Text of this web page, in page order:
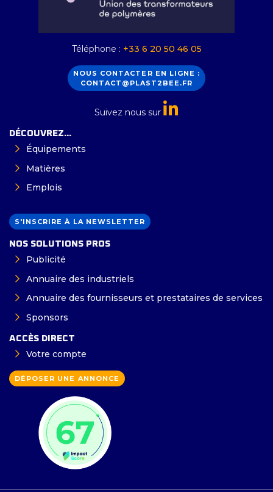
Téléphone : +33 6 20 50 46 05
NOUS CONTACTER EN LIGNE :
CONTACT@PLAST2BEE.FR
Suivez nous sur
DÉCOUVREZ...
Équipements
Matières
Emplois
S'INSCRIRE À LA NEWSLETTER
NOS SOLUTIONS PROS
Publicité
Annuaire des industriels
Annuaire des fournisseurs et prestataires de services
Sponsors
ACCÈS DIRECT
Votre compte
DÉPOSER UNE ANNONCE